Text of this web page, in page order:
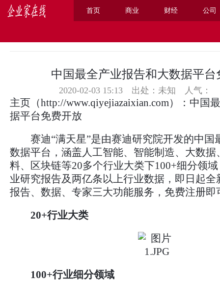
首页 商业 财经 公司
中国最全产业报告和大数据平台
2020-02-03 15:13 出处：未知 人气：
主页 （http://www.qiyejiazaixian.com）：中国
据平台免费开放
赛迪“满天星”是由赛迪研究院开发的中国
数据平台，涵盖人工智能、智能制造、大数据
料、区块链等20多个行业大类下100+细分领
业研究报告及两亿条以上行业数据，即日起
报告、数据、专家三大功能服务，免费注册即
20+行业大类
100+行业细分领域